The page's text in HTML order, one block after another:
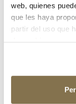
web, quienes
que les haya
partir del uso que